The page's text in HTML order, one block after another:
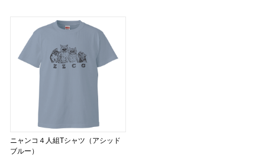
ニャンコ４人組Tシャツ（アシッド
ブルー）